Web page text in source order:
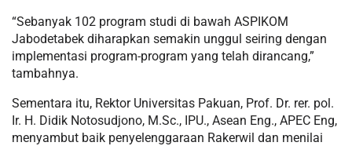
“Sebanyak 102 program studi di bawah ASPIKOM
Jabodetabek diharapkan semakin unggul seiring dengan
implementasi program-program yang telah dirancang,”
tambahnya.
Sementara itu, Rektor Universitas Pakuan, Prof. Dr. rer. pol.
Ir. H. Didik Notosudjono, M.Sc., IPU., Asean Eng., APEC Eng,
menyambut baik penyelenggaraan Rakerwil dan menilai